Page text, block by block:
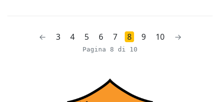
← 3 4 5 6 7 8 9 10 →
Pagina 8 di 10